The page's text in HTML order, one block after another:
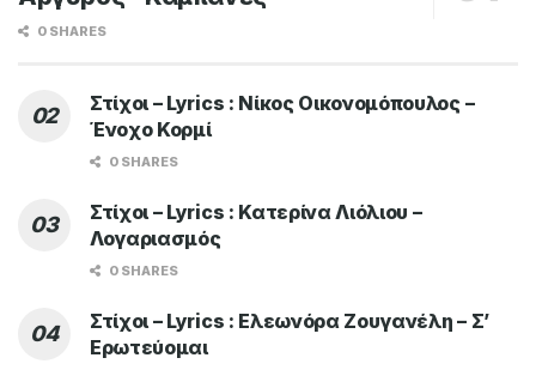
0 SHARES
Στίχοι – Lyrics : Νίκος Οικονομόπουλος –
Ένοχο Κορμί
0 SHARES
Στίχοι – Lyrics : Κατερίνα Λιόλιου –
Λογαριασμός
0 SHARES
Στίχοι – Lyrics : Ελεωνόρα Ζουγανέλη – Σ’
Ερωτεύομαι